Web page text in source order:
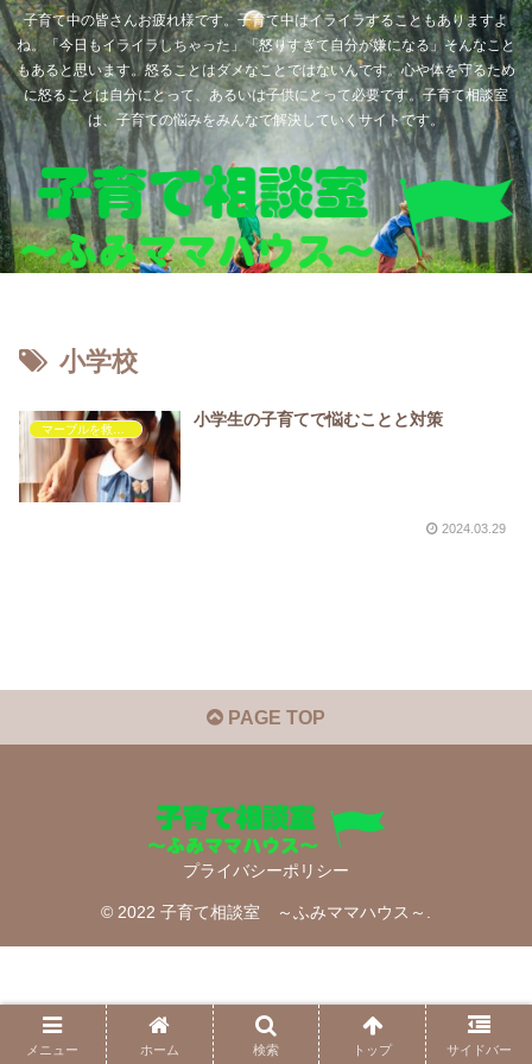
子育て中の皆さんお疲れ様です。子育て中はイライラすることもありますよ
ね。「今日もイライラしちゃった」「怒りすぎて自分が嫌になる」そんなこと
もあると思います。怒ることはダメなことではないんです。心や体を守るため
に怒ることは自分にとって、あるいは子供にとって必要です。子育て相談室
は、子育ての悩みをみんなで解決していくサイトです。
小学校
小学生の子育てで悩むことと対策
2024.03.29
PAGE TOP
プライバシーポリシー
© 2022 子育て相談室 ～ふみママハウス～.
メニュー ホーム 検索 トップ サイドバー